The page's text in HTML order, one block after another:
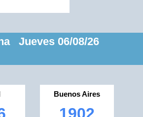
Jueves 06/08/26
Buenos Aires